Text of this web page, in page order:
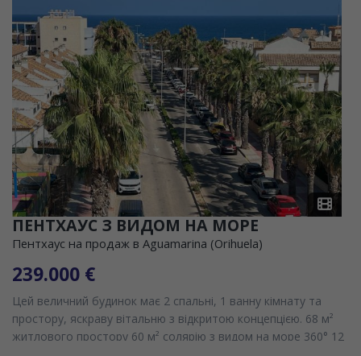
ПЕНТХАУС З ВИДОМ НА МОРЕ
Пентхаус на продаж в Aguamarina (Orihuela)
239.000 €
Цей величний будинок має 2 спальні, 1 ванну кімнату та
простору, яскраву вітальню з відкритою концепцією. 68 м²
житлового простору 60 м² солярію з видом на море 360° 12